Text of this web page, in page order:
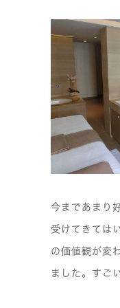
今まであまり
受けてきては
の価値観が変
ました。すご